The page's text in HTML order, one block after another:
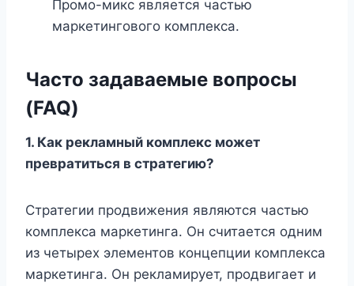
Промо-микс является частью
маркетингового комплекса.
Часто задаваемые вопросы
(FAQ)
1. Как рекламный комплекс может
превратиться в стратегию?
Стратегии продвижения являются частью
комплекса маркетинга. Он считается одним
из четырех элементов концепции комплекса
маркетинга. Он рекламирует, продвигает и